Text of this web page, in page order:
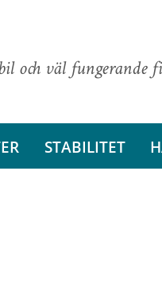
och väl fungerande
STABILITET